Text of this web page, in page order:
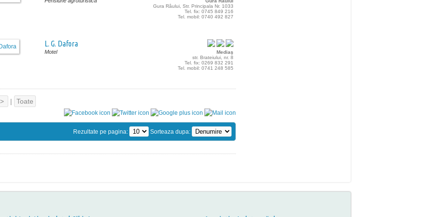
Gura Râului, Str. Principala Nr. 1033
Tel. fix: 0745 849 216
Tel. mobil: 0740 492 827
L. G. Dafora
Mediaş
str. Brateiului, nr. 8
Tel. fix: 0269 832 291
Tel. mobil: 0741 248 585
Motel
| Toate
Rezultate pe pagina: Sorteaza dupa: